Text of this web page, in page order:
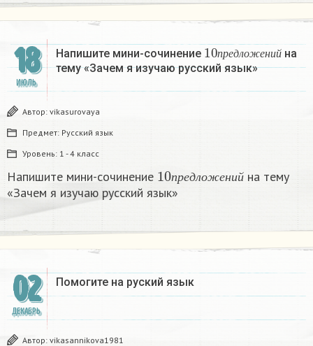
18
ИЮЛЬ
Напишите мини-сочинение пре дложений
10предлож е ний
на
тему «Зачем я изучаю русский язык»
Автор: vikasurovaya
Предмет: Русский язык
Уровень: 1 - 4 класс
Напишите мини-сочинение пре дл ожен и й
10
на тему
«Зачем я изучаю русский язык»
02
ДЕКАБРЬ
Помогите на руский язык
Автор: vikasannikova1981